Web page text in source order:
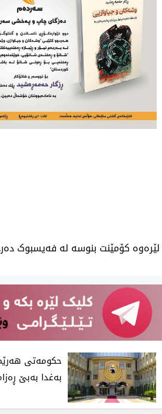
لێرەوە کۆمێنت بنوسە لە فەیسبوک
حکومەتی
بەغدا بەبێ